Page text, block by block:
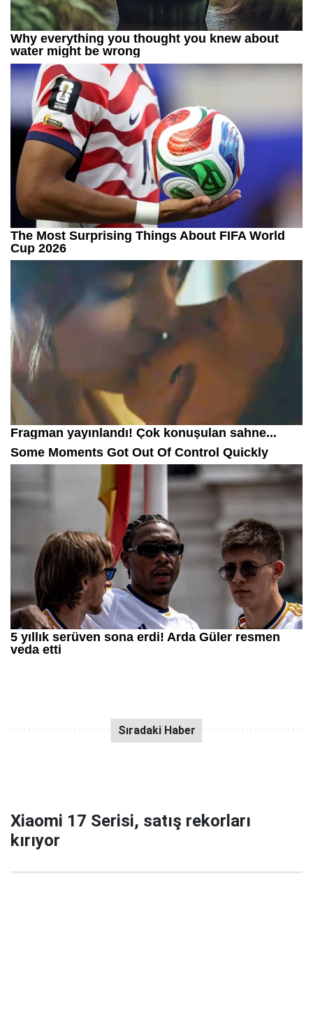
Xiaomi 17 Serisi, satış rekorları
kırıyor